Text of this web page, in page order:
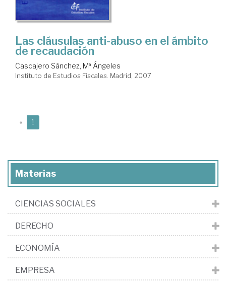
Las cláusulas anti-abuso en el ámbito
de recaudación
Cascajero Sánchez, Mª Ángeles
Instituto de Estudios Fiscales. Madrid, 2007
« 1
Materias
CIENCIAS SOCIALES
DERECHO
ECONOMÍA
EMPRESA